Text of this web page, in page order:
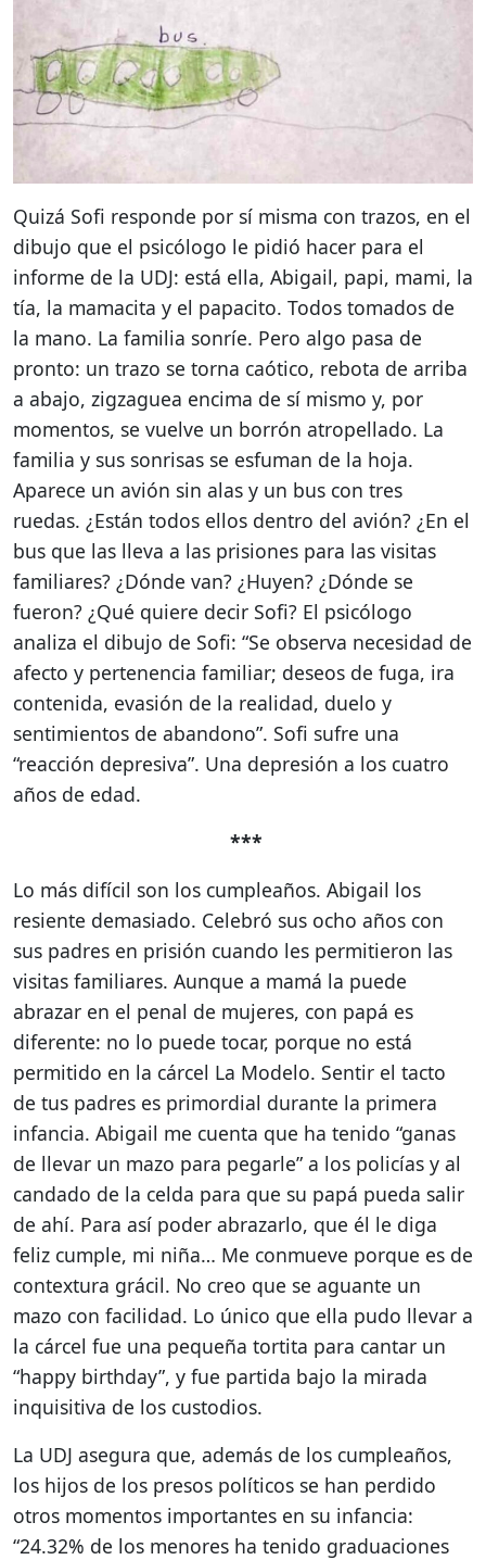
Quizá Sofi responde por sí misma con trazos, en el
dibujo que el psicólogo le pidió hacer para el
informe de la UDJ: está ella, Abigail, papi, mami, la
tía, la mamacita y el papacito. Todos tomados de
la mano. La familia sonríe. Pero algo pasa de
pronto: un trazo se torna caótico, rebota de arriba
a abajo, zigzaguea encima de sí mismo y, por
momentos, se vuelve un borrón atropellado. La
familia y sus sonrisas se esfuman de la hoja.
Aparece un avión sin alas y un bus con tres
ruedas. ¿Están todos ellos dentro del avión? ¿En el
bus que las lleva a las prisiones para las visitas
familiares? ¿Dónde van? ¿Huyen? ¿Dónde se
fueron? ¿Qué quiere decir Sofi? El psicólogo
analiza el dibujo de Sofi: “Se observa necesidad de
afecto y pertenencia familiar; deseos de fuga, ira
contenida, evasión de la realidad, duelo y
sentimientos de abandono”. Sofi sufre una
“reacción depresiva”. Una depresión a los cuatro
años de edad.
***
Lo más difícil son los cumpleaños. Abigail los
resiente demasiado. Celebró sus ocho años con
sus padres en prisión cuando les permitieron las
visitas familiares. Aunque a mamá la puede
abrazar en el penal de mujeres, con papá es
diferente: no lo puede tocar, porque no está
permitido en la cárcel La Modelo. Sentir el tacto
de tus padres es primordial durante la primera
infancia. Abigail me cuenta que ha tenido “ganas
de llevar un mazo para pegarle” a los policías y al
candado de la celda para que su papá pueda salir
de ahí. Para así poder abrazarlo, que él le diga
feliz cumple, mi niña… Me conmueve porque es de
contextura grácil. No creo que se aguante un
mazo con facilidad. Lo único que ella pudo llevar a
la cárcel fue una pequeña tortita para cantar un
“happy birthday”, y fue partida bajo la mirada
inquisitiva de los custodios.
La UDJ asegura que, además de los cumpleaños,
los hijos de los presos políticos se han perdido
otros momentos importantes en su infancia:
“24.32% de los menores ha tenido graduaciones